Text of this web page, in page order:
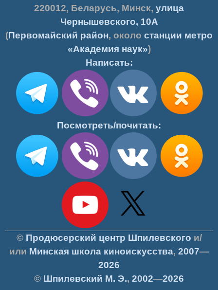
220012, Беларусь, Минск, улица
Чернышевского, 10А
(Первомайский район, около станции метро
«Академия наук»)
Написать:
Посмотреть/почитать:
© Продюсерский центр Шпилевского и/
или Минская школа киноискусства, 2007—
2026
© Шпилевский М. Э., 2002—2026